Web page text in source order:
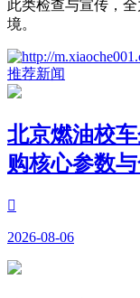
此类检查与宣传，
境。
推荐新闻
北京燃油校
购核心参数

2026-08-06